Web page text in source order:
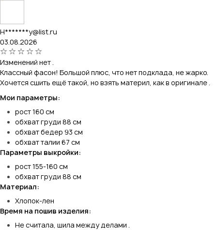
H*******y@list.ru
03.08.2026
Изменений нет .
Классный фасон! Большой плюс, что нет подклада, не жарко.
Хочется сшить ещё такой, но взять материл, как в оригинале .
Мои параметры:
рост 160 см
обхват груди 88 см
обхват бедер 93 см
обхват талии 67 см
Параметры выкройки:
рост 155-160 см
обхват груди 88 см
Материал:
Хлопок-лен
Время на пошив изделия:
Не считала, шила между делами .